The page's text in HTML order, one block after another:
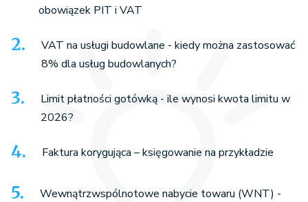
obowiązek PIT i VAT
VAT na usługi budowlane - kiedy można zastosować
8% dla usług budowlanych?
Limit płatności gotówką - ile wynosi kwota limitu w
2026?
Faktura korygująca – księgowanie na przykładzie
Wewnątrzwspólnotowe nabycie towaru (WNT) -